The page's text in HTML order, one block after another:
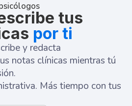
tus
por ti
y redacta
notas clínicas mientras tú
Más tiempo con tus